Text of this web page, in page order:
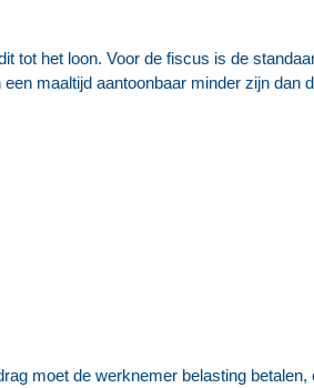
tot het loon. Voor de fiscus is de
maaltijd aantoonbaar minder zijn dan
moet de werknemer belasting